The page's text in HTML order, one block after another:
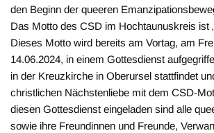
den Beginn der queeren
Das Motto des CSD im Hochtaunuskreis ist
Dieses Motto wird bereits am Vortag, am
14.06.2024, in einem Gottesdienst
in der Kreuzkirche in Oberursel stattfindet
christlichen Nächstenliebe mit dem CSD-
diesen Gottesdienst eingeladen sind alle
sowie ihre Freundinnen und Freunde,